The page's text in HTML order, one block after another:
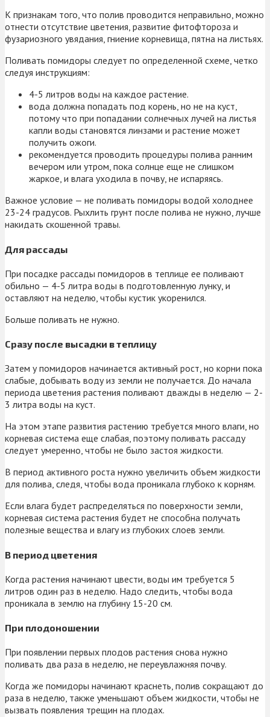
К признакам того, что полив проводится неправильно, можно
отнести отсутствие цветения, развитие фитофтороза и
фузариозного увядания, гниение корневища, пятна на листьях.
Поливать помидоры следует по определенной схеме, четко
следуя инструкциям:
4-5 литров воды на каждое растение.
вода должна попадать под корень, но не на куст,
потому что при попадании солнечных лучей на листья
капли воды становятся линзами и растение может
получить ожоги.
рекомендуется проводить процедуры полива ранним
вечером или утром, пока солнце еще не слишком
жаркое, и влага уходила в почву, не испаряясь.
Важное условие — не поливать помидоры водой холоднее
23-24 градусов. Рыхлить грунт после полива не нужно, лучше
накидать скошенной травы.
Для рассады
При посадке рассады помидоров в теплице ее поливают
обильно — 4-5 литра воды в подготовленную лунку, и
оставляют на неделю, чтобы кустик укоренился.
Больше поливать не нужно.
Сразу после высадки в теплицу
Затем у помидоров начинается активный рост, но корни пока
слабые, добывать воду из земли не получается. До начала
периода цветения растения поливают дважды в неделю — 2-
3 литра воды на куст.
На этом этапе развития растению требуется много влаги, но
корневая система еще слабая, поэтому поливать рассаду
следует умеренно, чтобы не было застоя жидкости.
В период активного роста нужно увеличить объем жидкости
для полива, следя, чтобы вода проникала глубоко к корням.
Если влага будет распределяться по поверхности земли,
корневая система растения будет не способна получать
полезные вещества и влагу из глубоких слоев земли.
В период цветения
Когда растения начинают цвести, воды им требуется 5
литров один раз в неделю. Надо следить, чтобы вода
проникала в землю на глубину 15-20 см.
При плодоношении
При появлении первых плодов растения снова нужно
поливать два раза в неделю, не переувлажняя почву.
Когда же помидоры начинают краснеть, полив сокращают до
раза в неделю, также уменьшают объем жидкости, чтобы не
вызвать появления трещин на плодах.